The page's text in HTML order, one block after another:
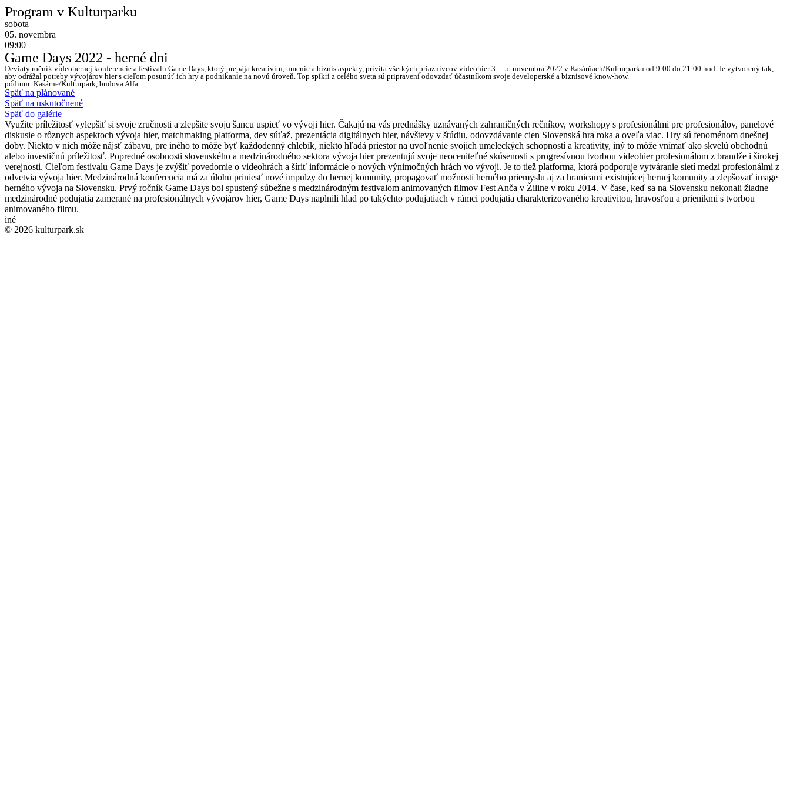
Program v Kulturparku
sobota
05. novembra
09:00
Game Days 2022 - herné dni
Deviaty ročník videohernej konferencie a festivalu Game Days, ktorý prepája kreativitu, umenie a biznis aspekty, privíta všetkých priaznivcov videohier 3. – 5. novembra 2022 v Kasárňach/Kulturparku od 9:00 do 21:00 hod. Je vytvorený tak,
aby odrážal potreby vývojárov hier s cieľom posunúť ich hry a podnikanie na novú úroveň. Top spíkri z celého sveta sú pripravení odovzdať účastníkom svoje developerské a biznisové know-how.
pódium: Kasárne/Kulturpark, budova Alfa
Späť na plánované
Späť na uskutočnené
Späť do galérie
Využite príležitosť vylepšiť si svoje zručnosti a zlepšite svoju šancu uspieť vo vývoji hier. Čakajú na vás prednášky uznávaných zahraničných rečníkov, workshopy s profesionálmi pre profesionálov, panelové
diskusie o rôznych aspektoch vývoja hier, matchmaking platforma, dev súťaž, prezentácia digitálnych hier, návštevy v štúdiu, odovzdávanie cien Slovenská hra roka a oveľa viac. Hry sú fenoménom dnešnej
doby. Niekto v nich môže nájsť zábavu, pre iného to môže byť každodenný chlebík, niekto hľadá priestor na uvoľnenie svojich umeleckých schopností a kreativity, iný to môže vnímať ako skvelú obchodnú
alebo investičnú príležitosť. Popredné osobnosti slovenského a medzinárodného sektora vývoja hier prezentujú svoje neoceniteľné skúsenosti s progresívnou tvorbou videohier profesionálom z brandže i širokej
verejnosti. Cieľom festivalu Game Days je zvýšiť povedomie o videohrách a šíriť informácie o nových výnimočných hrách vo vývoji. Je to tiež platforma, ktorá podporuje vytváranie sietí medzi profesionálmi z
odvetvia vývoja hier. Medzinárodná konferencia má za úlohu priniesť nové impulzy do hernej komunity, propagovať možnosti herného priemyslu aj za hranicami existujúcej hernej komunity a zlepšovať image
herného vývoja na Slovensku. Prvý ročník Game Days bol spustený súbežne s medzinárodným festivalom animovaných filmov Fest Anča v Žiline v roku 2014. V čase, keď sa na Slovensku nekonali žiadne
medzinárodné podujatia zamerané na profesionálnych vývojárov hier, Game Days naplnili hlad po takýchto podujatiach v rámci podujatia charakterizovaného kreativitou, hravosťou a prienikmi s tvorbou
animovaného filmu.
iné
© 2026 kulturpark.sk